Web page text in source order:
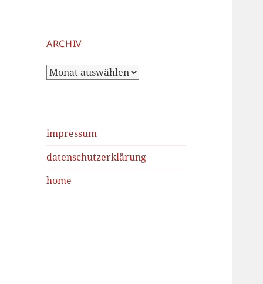
ARCHIV
Archiv
impressum
datenschutzerklärung
home